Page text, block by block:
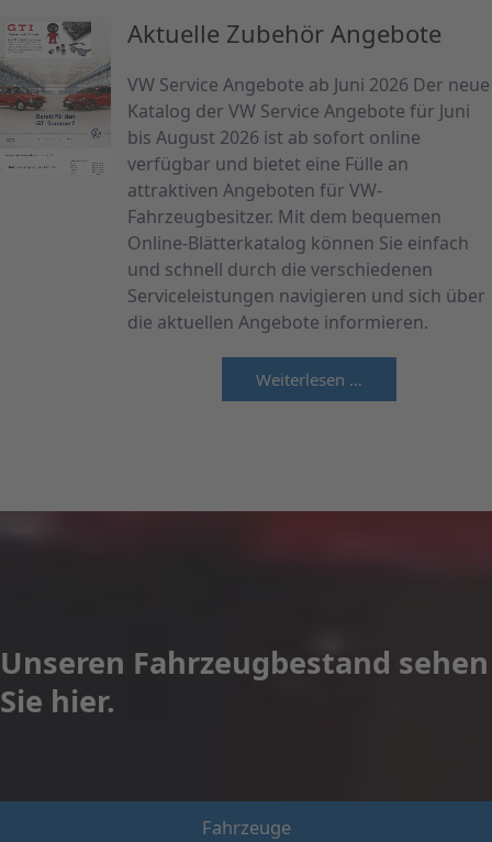
Aktuelle Zubehör Angebote
VW Service Angebote ab Juni 2026 Der neue
Katalog der VW Service Angebote für Juni
bis August 2026 ist ab sofort online
verfügbar und bietet eine Fülle an
attraktiven Angeboten für VW-
Fahrzeugbesitzer. Mit dem bequemen
Online-Blätterkatalog können Sie einfach
und schnell durch die verschiedenen
Serviceleistungen navigieren und sich über
die aktuellen Angebote informieren.
Weiterlesen …
Unseren Fahrzeugbestand sehen
Sie hier.
Fahrzeuge